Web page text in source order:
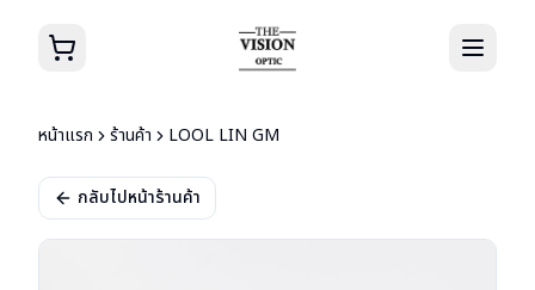
หน้าแรก ร้านค้า LOOL LIN GM
กลับไปหน้าร้านค้า